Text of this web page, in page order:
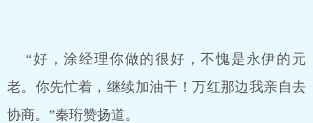
“好，涂经理你做的很好，不愧是永伊的元
老。你先忙着，继续加油干！万红那边我亲自去
协商。”秦珩赞扬道。